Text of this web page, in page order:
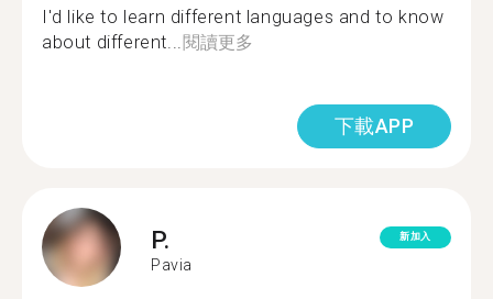
I'd like to learn different languages and to know
about different...閱讀更多
下載APP
P.
Pavia
新加入